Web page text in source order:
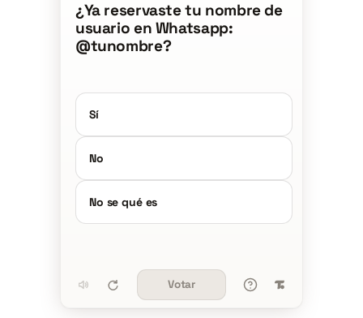
¿Ya reservaste tu nombre de
usuario en Whatsapp:
@tunombre?
Sí
No
No se qué es
Votar